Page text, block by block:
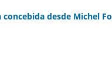
desde Michel